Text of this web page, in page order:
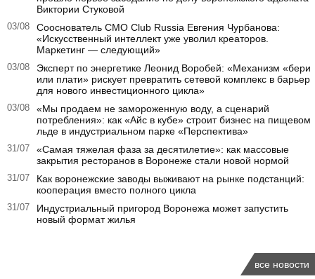
Виктории Стуковой
03/08
Сооснователь CMO Club Russia Евгения Чурбанова:
«Искусственный интеллект уже уволил креаторов.
Маркетинг — следующий»
03/08
Эксперт по энергетике Леонид Воробей: «Механизм «бери
или плати» рискует превратить сетевой комплекс в барьер
для нового инвестиционного цикла»
03/08
«Мы продаем не замороженную воду, а сценарий
потребления»: как «Айс в кубе» строит бизнес на пищевом
льде в индустриальном парке «Перспектива»
31/07
«Самая тяжелая фаза за десятилетие»: как массовые
закрытия ресторанов в Воронеже стали новой нормой
31/07
Как воронежские заводы выживают на рынке подстанций:
кооперация вместо полного цикла
31/07
Индустриальный пригород Воронежа может запустить
новый формат жилья
все новости